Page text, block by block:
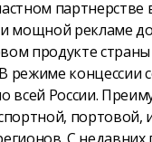
партнерстве
мощной рекламе
продукте страны
режиме концессии
всей России.
портовой,